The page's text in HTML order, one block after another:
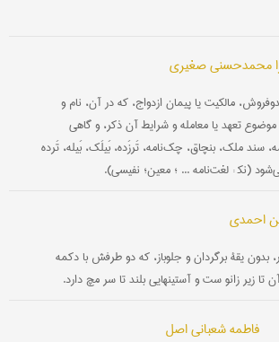
محمدحسنی صغیری
مالکیت یا پیمان ازدواج، که در آن، نام و
تعهد یا معامله و شرایط آن ذکر، و گاهی
سند ملک، بنچاق، چک‌نامه، تَرزَده، بَیلَک، بَیله، تَرده
(نک‍ : لغت‌نامه ... ؛ معین؛ نفیسی).
احمدی
بدون یقۀ برگردان و جلوباز، که دو طرفش با دکمه
زیر زانو ست و آستینهایی بلند تا سر مچ دارد.
فاطمه شعبانی اصل